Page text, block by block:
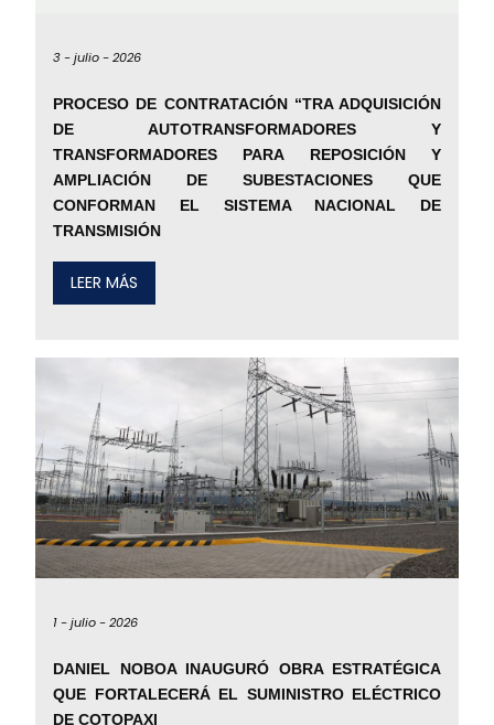
3 -julio -2026
PROCESO DE CONTRATACIÓN “TRA ADQUISICIÓN
DE AUTOTRANSFORMADORES Y
TRANSFORMADORES PARA REPOSICIÓN Y
AMPLIACIÓN DE SUBESTACIONES QUE
CONFORMAN EL SISTEMA NACIONAL DE
TRANSMISIÓN
LEER MÁS
1 -julio -2026
DANIEL NOBOA INAUGURÓ OBRA ESTRATÉGICA
QUE FORTALECERÁ EL SUMINISTRO ELÉCTRICO
DE COTOPAXI